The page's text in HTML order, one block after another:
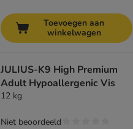
Toevoegen aan
winkelwagen
JULIUS-K9 High Premium
Adult Hypoallergenic Vis
12 kg
Niet beoordeeld